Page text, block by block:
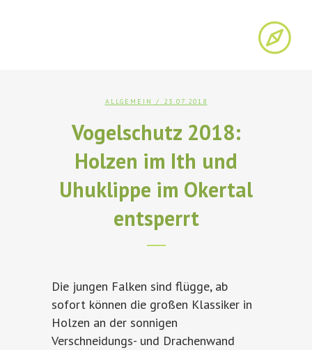
ALLGEMEIN / 23.07.2018
Vogelschutz 2018:
Holzen im Ith und
Uhuklippe im Okertal
entsperrt
Die jungen Falken sind flügge, ab
sofort können die großen Klassiker in
Holzen an der sonnigen
Verschneidungs- und Drachenwand